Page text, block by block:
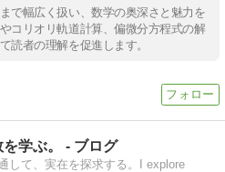
で幅広く扱い、数学の奥深さと魅力を
コリオリ軌道計算、偏微分方程式の解
読者の理解を促進します。
学ぶ。 - ブログ
して、実在を探求する。I explore